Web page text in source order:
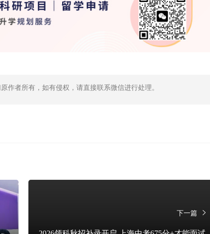
作者所有，如有侵权，请直接联系微信进行处理。
下一篇